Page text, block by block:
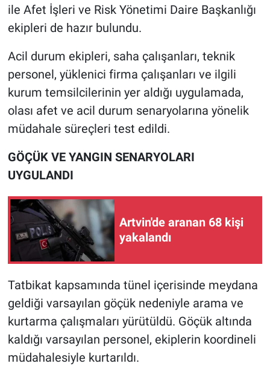
ile Afet İşleri ve Risk Yönetimi Daire Başkanlığı
ekipleri de hazır bulundu.
Acil durum ekipleri, saha çalışanları, teknik
personel, yüklenici firma çalışanları ve ilgili
kurum temsilcilerinin yer aldığı uygulamada,
olası afet ve acil durum senaryolarına yönelik
müdahale süreçleri test edildi.
GÖÇÜK VE YANGIN SENARYOLARI
UYGULANDI
Artvin'de aranan 68 kişi
yakalandı
Tatbikat kapsamında tünel içerisinde meydana
geldiği varsayılan göçük nedeniyle arama ve
kurtarma çalışmaları yürütüldü. Göçük altında
kaldığı varsayılan personel, ekiplerin koordineli
müdahalesiyle kurtarıldı.